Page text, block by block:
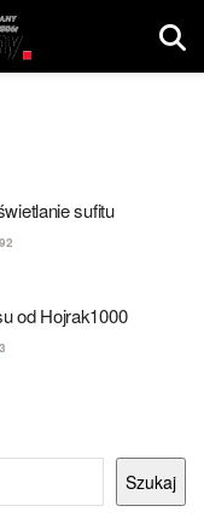
sufitu
92
od Hojrak1000
3
Szukaj